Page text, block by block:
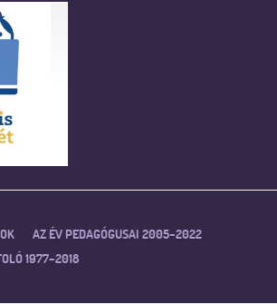
AZ ÉV PEDAGÓGUSAI 2005–2022
1977–2018